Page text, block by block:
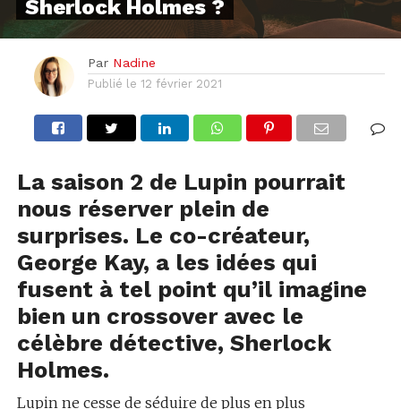
Sherlock Holmes ?
Par Nadine
Publié le 12 février 2021
La saison 2 de Lupin pourrait
nous réserver plein de
surprises. Le co-créateur,
George Kay, a les idées qui
fusent à tel point qu’il imagine
bien un crossover avec le
célèbre détective, Sherlock
Holmes.
Lupin ne cesse de séduire de plus en plus